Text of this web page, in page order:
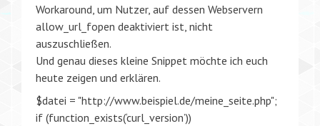
Workaround, um Nutzer, auf dessen Webservern
allow_url_fopen deaktiviert ist, nicht
auszuschließen.
Und genau dieses kleine Snippet möchte ich euch
heute zeigen und erklären.
$datei = "http://www.beispiel.de/meine_seite.php";
if (function_exists(‘curl_version’))